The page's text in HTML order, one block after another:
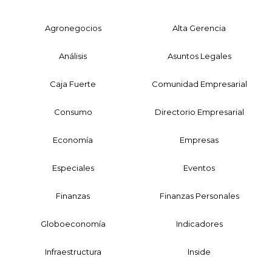
Agronegocios Alta Gerencia
Análisis Asuntos Legales
Caja Fuerte Comunidad Empresarial
Consumo Directorio Empresarial
Economía Empresas
Especiales Eventos
Finanzas Finanzas Personales
Globoeconomía Indicadores
Infraestructura Inside